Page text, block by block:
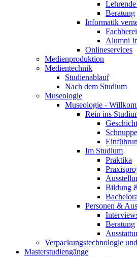
Beratung
Informatik
Alumni
Onlineservices
Medienproduktion
Medientechnik
Studienablauf
Nach dem Studium
Museologie
Museologie -
Rein ins
Im Studium
Praktika
Bildung
Personen &
Beratung
Verpackungstechnologie
Masterstudiengänge